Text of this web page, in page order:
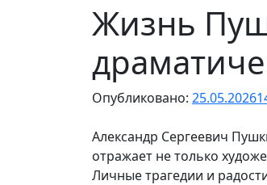
Жизнь
Опубликовано: 25.05.2026
Александр Сергеевич
отражает не только
Личные трагедии и